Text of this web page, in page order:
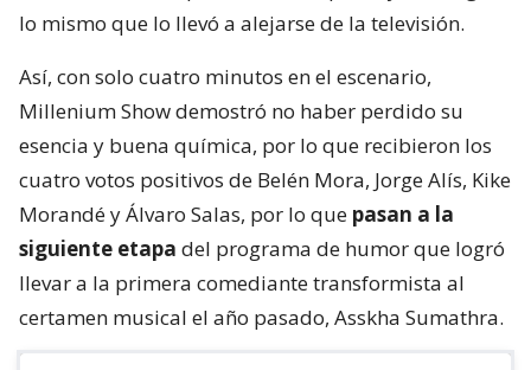
lo mismo que lo llevó a alejarse de la televisión.
Así, con solo cuatro minutos en el escenario,
Millenium Show demostró no haber perdido su
esencia y buena química, por lo que recibieron los
cuatro votos positivos de Belén Mora, Jorge Alís, Kike
Morandé y Álvaro Salas, por lo que pasan a la
siguiente etapa del programa de humor que logró
llevar a la primera comediante transformista al
certamen musical el año pasado, Asskha Sumathra.